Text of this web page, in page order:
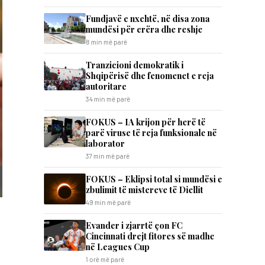
Fundjavë e nxehtë, në disa zona
mundësi për erëra dhe reshje
8 min më parë
Tranzicioni demokratik i
Shqipërisë dhe fenomenet e reja
autoritare
34 min më parë
FOKUS – IA krijon për herë të
parë viruse të reja funksionale në
laborator
37 min më parë
FOKUS – Eklipsi total si mundësi e
zbulimit të mistereve të Diellit
49 min më parë
Evander i zjarrtë çon FC
Cincinnati drejt fitores së madhe
në Leagues Cup
1 orë më parë